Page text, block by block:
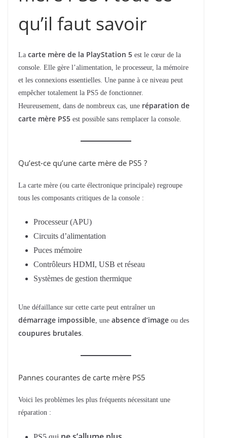
qu’il faut savoir
La carte mère de la PlayStation 5 est le cœur de la
console. Elle gère l’alimentation, le processeur, la mémoire
et les connexions essentielles. Une panne à ce niveau peut
empêcher totalement la PS5 de fonctionner.
Heureusement, dans de nombreux cas, une réparation de
carte mère PS5 est possible sans remplacer la console.
Qu’est-ce qu’une carte mère de PS5 ?
La carte mère (ou carte électronique principale) regroupe
tous les composants critiques de la console :
Processeur (APU)
Circuits d’alimentation
Puces mémoire
Contrôleurs HDMI, USB et réseau
Systèmes de gestion thermique
Une défaillance sur cette carte peut entraîner un
démarrage impossible, une absence d’image ou des
coupures brutales.
Pannes courantes de carte mère PS5
Voici les problèmes les plus fréquents nécessitant une
réparation :